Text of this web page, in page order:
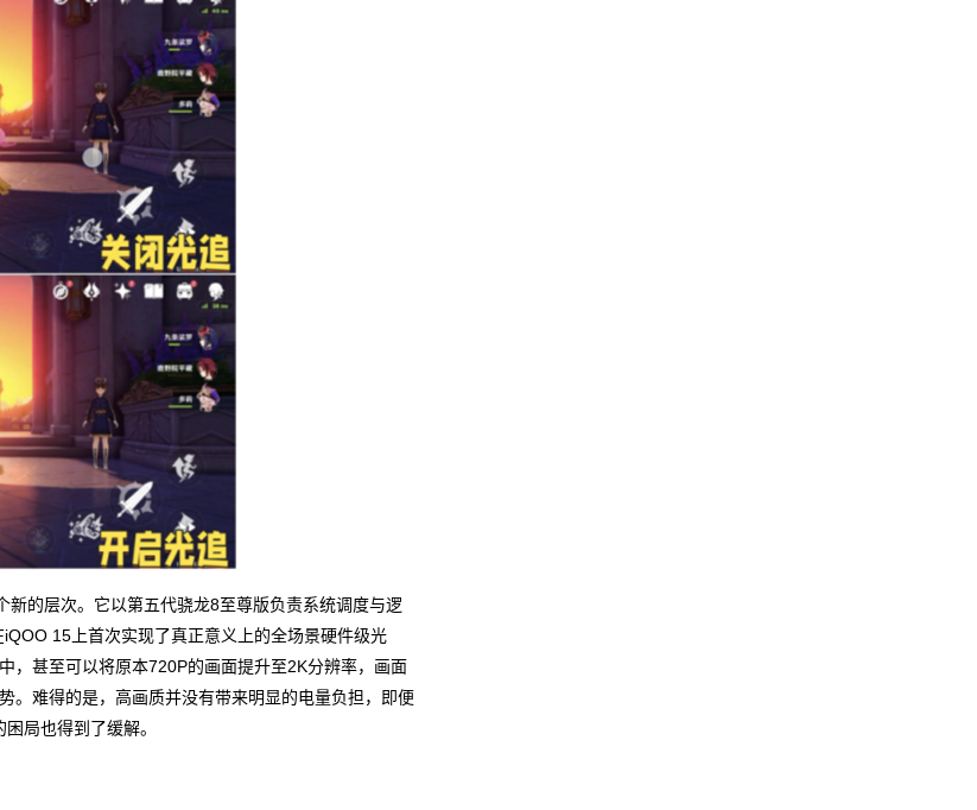
的层次。它以第五代骁龙8至尊版负责系统调度与逻
15上首次实现了真正意义上的全场景硬件级光
，甚至可以将原本720P的画面提升至2K分辨率，画面
。难得的是，高画质并没有带来明显的电量负担，即便
局也得到了缓解。